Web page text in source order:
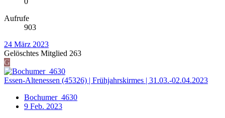
Aufrufe
903
24 März 2023
Gelöschtes Mitglied 263
G
Essen-Altenessen (45326) | Frühjahrskirmes | 31.03.-02.04.2023
Bochumer_4630
9 Feb. 2023